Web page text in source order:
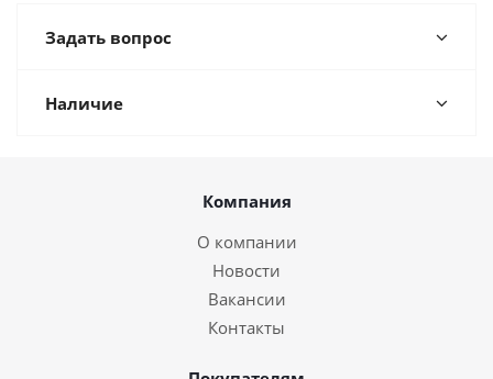
Задать вопрос
Наличие
Компания
О компании
Новости
Вакансии
Контакты